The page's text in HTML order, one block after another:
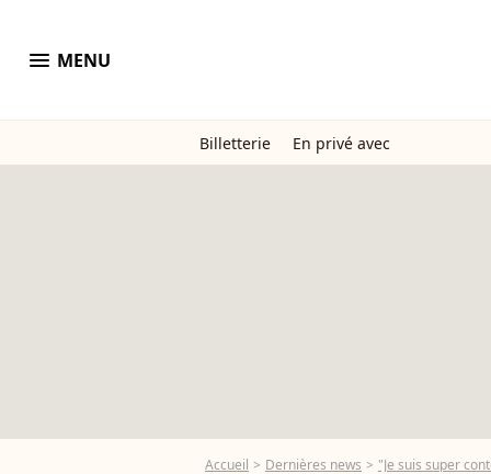
menu MENU
Billetterie En privé avec
Accueil Dernières news "Je suis super